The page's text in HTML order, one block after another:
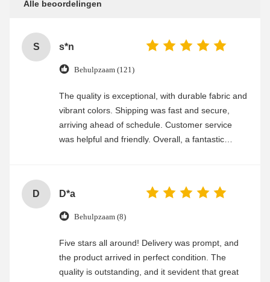
Alle beoordelingen
S s*n
Behulpzaam (121)
The quality is exceptional, with durable fabric and
vibrant colors. Shipping was fast and secure,
arriving ahead of schedule. Customer service
was helpful and friendly. Overall, a fantastic
D D*a
Behulpzaam (8)
Five stars all around! Delivery was prompt, and
the product arrived in perfect condition. The
quality is outstanding, and it sevident that great